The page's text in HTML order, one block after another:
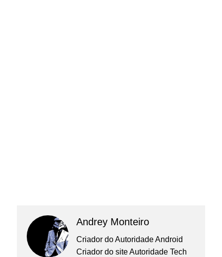
Andrey Monteiro
Criador do Autoridade Android
Criador do site Autoridade Tech